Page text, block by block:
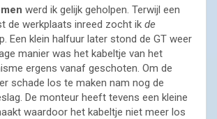
werd ik gelijk geholpen. Terwijl een
de werkplaats inreed zocht ik de
Een klein halfuur later stond de GT weer
manier was het kabeltje van het
ergens vanaf geschoten. Om de
schade los te maken nam nog de
De monteur heeft tevens een kleine
waardoor het kabeltje niet meer los